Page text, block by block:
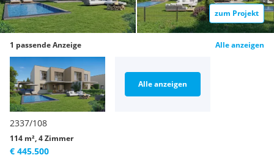
zum Projekt
1 passende Anzeige Alle anzeigen
2337/108
114 m², 4 Zimmer
€ 445.500
Alle anzeigen